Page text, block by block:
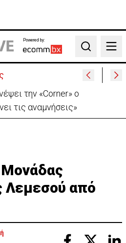
Powered by:
Search
Πάφο: Μαχαίρωσε στο λαιμό
27χρονο
Μονάδας
από